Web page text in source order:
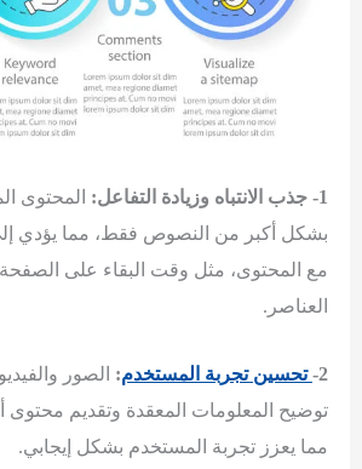
1- جذب الانتباه وزيادة التفاعل:
المحتوى
بشكل أكبر من النصوص فقط، مما يؤدي
مع المحتوى، مثل وقت البقاء على
العناصر.
2- تحسين تجربة المستخدم: الصور
توضيح المعلومات المعقدة وتقديم محتوى
مما يعزز تجربة المستخدم بشكل إيجابي.